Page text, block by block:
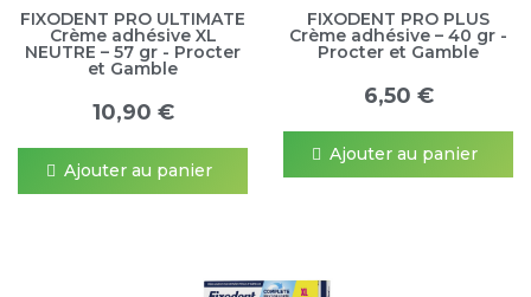
FIXODENT PRO ULTIMATE
Crème adhésive XL
NEUTRE – 57 gr - Procter
et Gamble
10,90 €
Ajouter au panier
FIXODENT PRO PLUS
Crème adhésive – 40 gr -
Procter et Gamble
6,50 €
Ajouter au panier